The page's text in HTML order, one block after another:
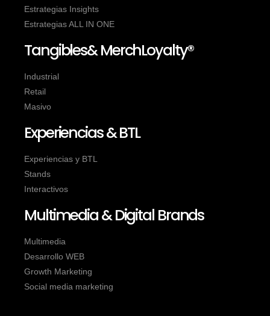
Estrategias Insights
Estrategias ALL IN ONE
Tangibles& MerchLoyalty®
Industrial
Retail
Masivo
Experiencias & BTL
Experiencias y BTL
Stands
Interactivos
Multimedia & Digital Brands
Multimedia
Desarrollo WEB
Growth Marketing
Social media marketing